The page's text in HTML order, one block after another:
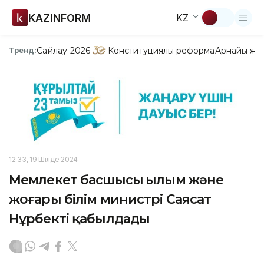
KAZINFORM KZ
Тренд:Сайлау-2026 Конституциялық реформаАрнайы
12:33, 19 Шілде 2024
Мемлекет басшысы Ғылым және
жоғары білім министрі Саясат
Нұрбекті қабылдады